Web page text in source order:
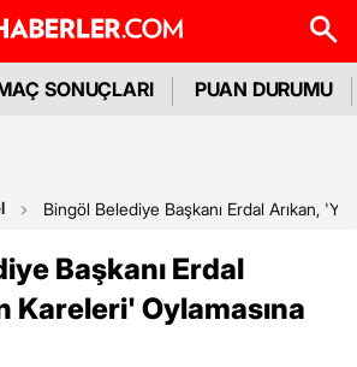
SONUÇLARI PUAN DURUMU
Bingöl Belediye Başkanı Erdal Arıkan,
Başkanı Erdal
Kareleri' Oylamasına